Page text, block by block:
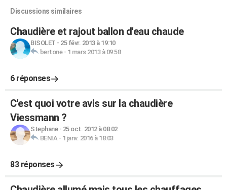
Discussions similaires
Chaudière et rajout ballon d'eau chaude
BISOLET - 25 févr. 2013 à 19:10
bertone- 1 mars 2013 à 09:58
6 réponses
C'est quoi votre avis sur la chaudière
Viessmann ?
Stephane- 25 oct. 2012 à 08:02
BENIA- 1 janv. 2016 à 18:03
83 réponses